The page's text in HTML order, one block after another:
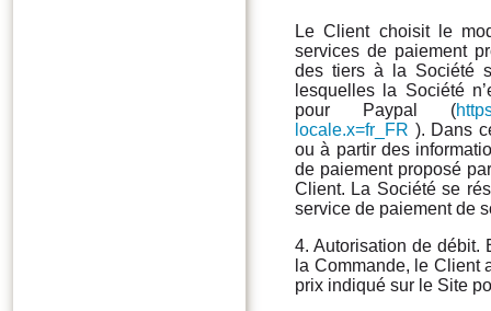
Le Client choisit le
services de paiement
des tiers à la Société
lesquelles la Société
pour Paypal (
locale.x=fr_FR ). Dans
ou à partir des
de paiement proposé
Client. La Société se
service de paiement de
4. Autorisation de débit.
la Commande, le Client
prix indiqué sur le Site